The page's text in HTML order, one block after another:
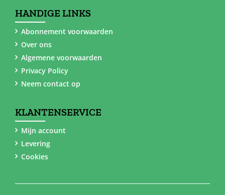
HANDIGE LINKS
Abonnement voorwaarden
Over ons
Algemene voorwaarden
Privacy Policy
Neem contact op
KLANTENSERVICE
Mijn account
Levering
Cookies